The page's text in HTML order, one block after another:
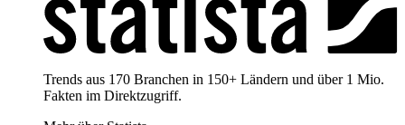
Trends aus 170 Branchen in 150+ Ländern und über 1 Mio.
Fakten im Direktzugriff.